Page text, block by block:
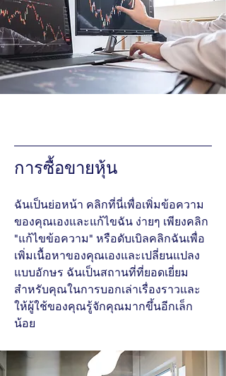
การซื้อขายหุ้น
ฉันเป็นย่อหน้า คลิกที่นี่เพื่อเพิ่มข้อความ
ของคุณเองและแก้ไขฉัน ง่ายๆ เพียงคลิก
"แก้ไขข้อความ" หรือดับเบิลคลิกฉันเพื่อ
เพิ่มเนื้อหาของคุณเองและเปลี่ยนแปลง
แบบอักษร ฉันเป็นสถานที่ที่ยอดเยี่ยม
สำหรับคุณในการบอกเล่าเรื่องราวและ
ให้ผู้ใช้ของคุณรู้จักคุณมากขึ้นอีกเล็ก
น้อย